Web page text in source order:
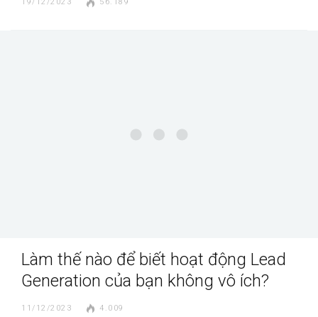
19/12/2023 56.189
Làm thế nào để biết hoạt động Lead
Generation của bạn không vô ích?
11/12/2023 4.009